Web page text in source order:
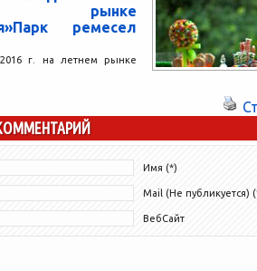
рынке
ремесел
г. на летнем рынке
Имя (*)
Mail (Не публикуется)
ВебСайт